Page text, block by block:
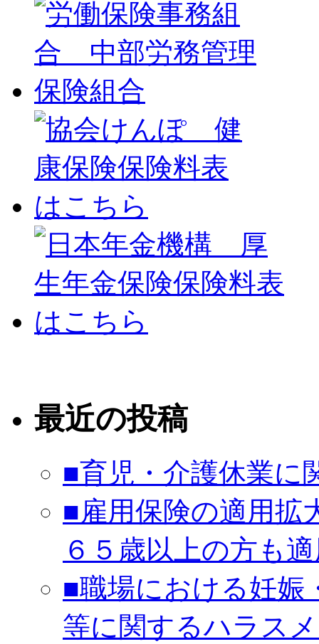
最近の投稿
■育児・介護休業に
■雇用保険の適用拡
６５歳以上の方も
■職場における妊娠
等に関するハラス